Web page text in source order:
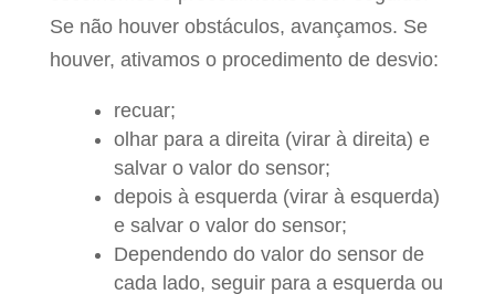
void readSensor ( )
{
Serial
Serial.println ("cm");
dist
if
(sensorState==OBS_NO
sensorState=OBS_OK;
}else if (dist >80){
Se não houver obstáculos, avançamos. Se
houver, ativamos o procedimento de desvio:
recuar;
olhar para a direita (virar à direita) e
salvar o valor do sensor;
depois à esquerda (virar à esquerda)
e salvar o valor do sensor;
Dependendo do valor do sensor de
cada lado, seguir para a esquerda ou